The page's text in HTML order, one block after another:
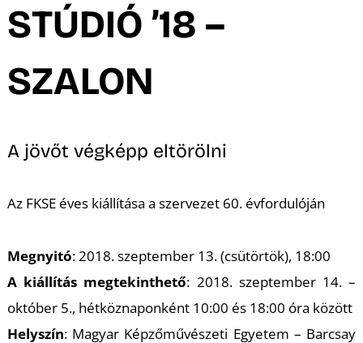
STÚDIÓ ’18 –
SZALON
A jövőt végképp eltörölni
Az FKSE éves kiállítása a szervezet 60. évfordulóján
Megnyitó: 2018. szeptember 13. (csütörtök), 18:00
A kiállítás megtekinthető: 2018. szeptember 14. –
október 5., hétköznaponként 10:00 és 18:00 óra között
Helyszín: Magyar Képzőművészeti Egyetem – Barcsay